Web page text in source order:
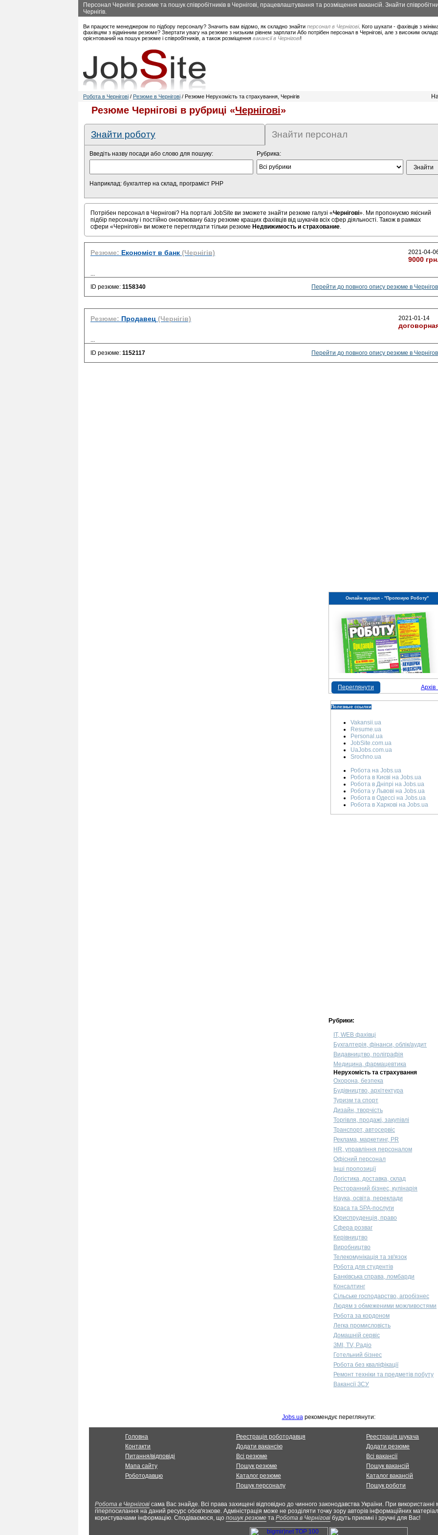
Персонал Чернігів: резюме та пошук співробітників в Чернігові, працевлаштування та розміщення вакансій. Знайти
Чернігів.
Ви працюєте менеджером по підбору персоналу? Значить вам відомо, як складно знайти персонал в Чернігові. Кого шукати - фахівців з
фахівцям з відмінним резюме? Звертати увагу на резюме з низьким рівнем зарплати Або потрібен персонал в Чернігові, але з високим
орієнтований на пошук резюме і співробітників, а також розміщення вакансії в Чернігові!
Робота в Чернігові / Резюме в Чернігові / Резюме Нерухомість та страхування, Чернігів
Резюме Чернігові в рубриці «Чернігові»
Знайти роботу Знайти персонал
Введіть назву посади або слово для пошуку:
Наприклад: бухгалтер на склад, програміст PHP
Рубрика:
Потрібен персонал в Чернігові? На порталі JobSite ви зможете знайти резюме галузі «Чернігові». Ми пропонуємо якісний
підбір персоналу і постійно оновлювану базу резюме кращих фахівців від шукачів всіх сфер діяльності. Також в рамках
сфери «Чернігові» ви можете переглядати тільки резюме Недвижимость и страхование.
Резюме: Економіст в банк (Чернігів) 2021-04-
9000
...
ID резюме: 1158340 Перейти до повного опису резюме в
Резюме: Продавец (Чернігів) 2021-01-14
...
ID резюме: 1152117 Перейти до повного опису резюме в
Онлайн журнал - "Пропоную Роботу"
Переглянути
Полезные ссылки
Vakansii.ua
Resume.ua
Personal.ua
JobSite.com.ua
UaJobs.com.ua
Srochno.ua
Робота на Jobs.ua
Робота в Києві на Jobs.ua
Робота в Дніпрі на Jobs.ua
Робота у Львові на Jobs.ua
Робота в Одессі на Jobs.ua
Робота в Харкові на Jobs.ua
Рубрики:
IT, WEB фахівці
Бухгалтерія, фінанси, облік/аудит
Видавництво, поліграфія
Медицина, фармацевтика
Нерухомість та страхування
Охорона, безпека
Будівництво, архітектура
Туризм та спорт
Дизайн, творчість
Торгівля, продажі, закупівлі
Транспорт, автосервіс
Реклама, маркетинг, PR
HR, управління персоналом
Офісний персонал
Інші пропозиції
Логістика, доставка, склад
Ресторанний бізнес, кулінарія
Наука, освіта, переклади
Краса та SPA-послуги
Юриспруденція, право
Сфера розваг
Керівництво
Виробництво
Телекомунікація та зв'язок
Робота для студентів
Банківська справа, ломбарди
Консалтинг
Сільське господарство, агробізнес
Людям з обмеженими можливостями
Робота за кордоном
Легка промисловість
Домашній сервіс
ЗМІ, TV, Радіо
Готельний бізнес
Робота без кваліфікації
Ремонт техніки та предметів побуту
Вакансії ЗСУ
Jobs.uaрекомендує переглянути:
Головна
Контакти
Питання/відповіді
Мапа сайту
Роботодавцю
Реестрація роботодавця
Додати вакансію
Всі резюме
Пошук резюме
Каталог резюме
Пошук персоналу
Реестрація шукача
Додати резюме
Всі вакансії
Пошук вакансій
Каталог вакансій
Пошук роботи
Робота в Чернігові сама Вас знайде. Всі права захищені відповідно до чинного законодавства України. При використанні
гіперпосилання на даний ресурс обов'язкове. Адміністрація може не розділяти точку зору авторів інформаційних
користувачами інформацію. Сподіваємося, що пошук резюме та Робота в Чернігові будуть приємні і зручні для Вас!